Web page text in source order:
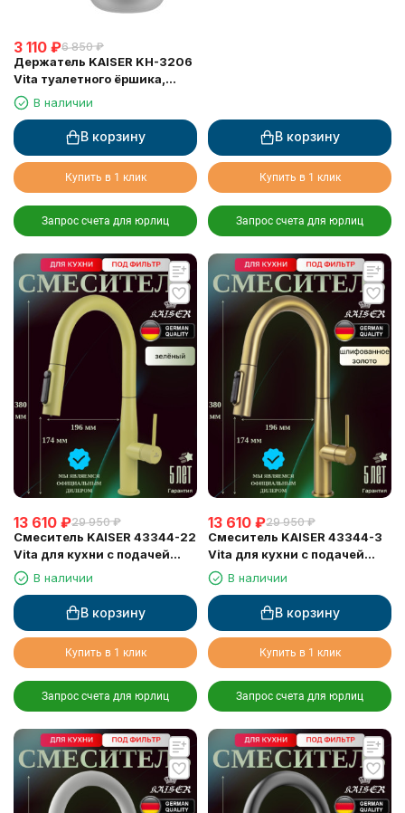
3 110 ₽6 850 ₽
Держатель KAISER KH-3206
Vita туалетного ёршика,
настенный
В наличии
В корзину
Купить в 1 клик
Запрос счета для юрлиц
В корзину
Купить в 1 клик
Запрос счета для юрлиц
13 610 ₽29 950 ₽
Смеситель KAISER 43344-22
Vita для кухни с подачей
фильтрованной воды
В наличии
В корзину
Купить в 1 клик
Запрос счета для юрлиц
13 610 ₽29 950 ₽
Смеситель KAISER 43344-3
Vita для кухни с подачей
фильтрованной воды
В наличии
В корзину
Купить в 1 клик
Запрос счета для юрлиц